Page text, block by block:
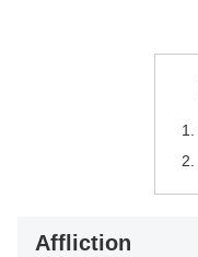
Affliction